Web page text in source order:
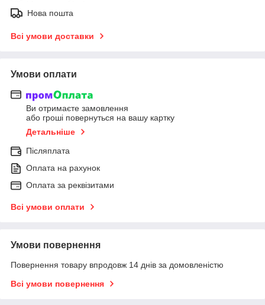
Нова пошта
Всі умови доставки
Умови оплати
Ви отримаєте замовлення
або гроші повернуться на вашу картку
Детальніше
Післяплата
Оплата на рахунок
Оплата за реквізитами
Всі умови оплати
Умови повернення
Повернення товару впродовж 14 днів за домовленістю
Всі умови повернення